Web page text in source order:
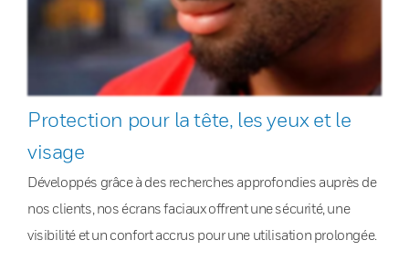
Protection pour la tête, les yeux et le
visage
Développés grâce à des recherches approfondies auprès de
nos clients, nos écrans faciaux offrent une sécurité, une
visibilité et un confort accrus pour une utilisation prolongée.